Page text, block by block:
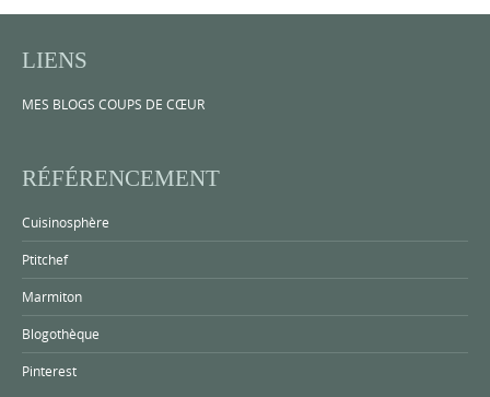
LIENS
MES BLOGS COUPS DE CŒUR
RÉFÉRENCEMENT
Cuisinosphère
Ptitchef
Marmiton
Blogothèque
Pinterest